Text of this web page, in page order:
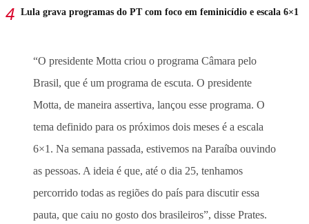
Lula grava programas do PT com foco em feminicídio e escala 6×1
“O presidente Motta criou o programa Câmara pelo
Brasil, que é um programa de escuta. O presidente
Motta, de maneira assertiva, lançou esse programa. O
tema definido para os próximos dois meses é a escala
6×1. Na semana passada, estivemos na Paraíba ouvindo
as pessoas. A ideia é que, até o dia 25, tenhamos
percorrido todas as regiões do país para discutir essa
pauta, que caiu no gosto dos brasileiros”, disse Prates.